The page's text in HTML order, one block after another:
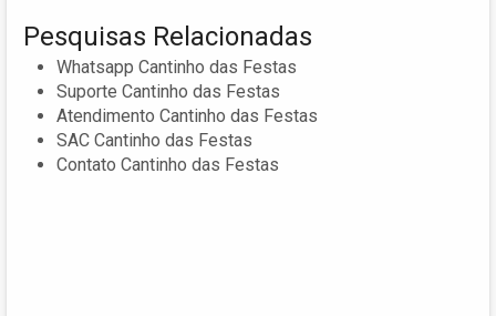
Pesquisas Relacionadas
Whatsapp Cantinho das Festas
Suporte Cantinho das Festas
Atendimento Cantinho das Festas
SAC Cantinho das Festas
Contato Cantinho das Festas